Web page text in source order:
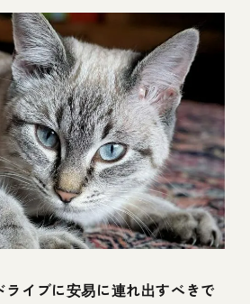
イブに安易に連れ出すべきで